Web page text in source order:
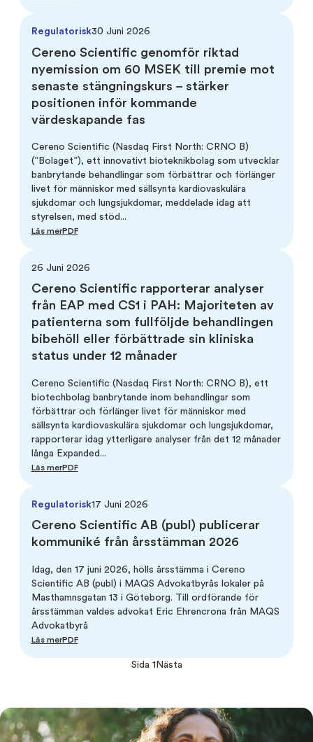
Regulatorisk30 Juni 2026
Cereno Scientific genomför riktad
nyemission om 60 MSEK till premie mot
senaste stängningskurs – stärker
positionen inför kommande
värdeskapande fas
Cereno Scientific (Nasdaq First North: CRNO B)
(”Bolaget”), ett innovativt bioteknikbolag som utvecklar
banbrytande behandlingar som förbättrar och förlänger
livet för människor med sällsynta kardiovaskulära
sjukdomar och lungsjukdomar, meddelade idag att
styrelsen, med stöd...
Läs merPDF
26 Juni 2026
Cereno Scientific rapporterar analyser
från EAP med CS1 i PAH: Majoriteten av
patienterna som fullföljde behandlingen
bibehöll eller förbättrade sin kliniska
status under 12 månader
Cereno Scientific (Nasdaq First North: CRNO B), ett
biotechbolag banbrytande inom behandlingar som
förbättrar och förlänger livet för människor med
sällsynta kardiovaskulära sjukdomar och lungsjukdomar,
rapporterar idag ytterligare analyser från det 12 månader
långa Expanded...
Läs merPDF
Regulatorisk17 Juni 2026
Cereno Scientific AB (publ) publicerar
kommuniké från årsstämman 2026
Idag, den 17 juni 2026, hölls årsstämma i Cereno
Scientific AB (publ) i MAQS Advokatbyrås lokaler på
Masthamnsgatan 13 i Göteborg. Till ordförande för
årsstämman valdes advokat Eric Ehrencrona från MAQS
Advokatbyrå
Läs merPDF
Sida 1 Nästa